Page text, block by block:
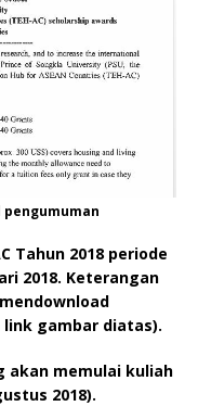
Tahun 2018 periode
2018. Keterangan
gambar diatas).
akan memulai kuliah
2018).